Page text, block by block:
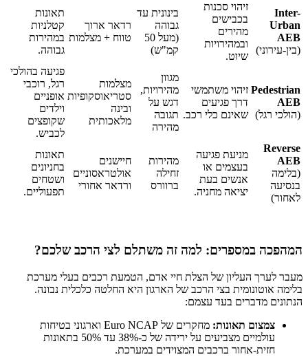
Inter-
Urban
AEB
(בין-עירוני)
זיהוי סכנות
בכבישים
מהירים
ובמהירויות
שיוט.
בינונית עד
גבוהה
(מעל 50
קמ"ש)
רדאר ארוך
טווח + מצלמות
תאונות
קטלניות
במהירות
גבוהה.
Pedestrian
AEB
(הולכי רגל)
זיהוי משתמשי
דרך פגיעים
שאינם כלי רכב.
מגוון
מהירויות,
דגש על
תגובה
מהירה
מצלמות
סטריאוסקופיות
ובינה
מלאכותית
פגיעה בהולכי
רגל, רוכבי
אופניים
וילדים
שקופצים
לכביש.
Reverse
AEB
(בלימה
בנסיעה
לאחור)
מניעת פגיעה
בעצמים או
אנשים בעת
יציאה מחניה.
מהירות
זחילה
ברוורס
חיישנים
אולטראסוניים
ורדאר אחורי
תאונות
בחניונים
ושטחים
תפעוליים.
המהפכה במספרים: למה זה משתלם לצי הרכב שלכם?
מעבר לערך העליון של הצלת חיי אדם, הטמעת רכבים בעלי מערכת
בלימה אוטונומית בצי הרכב של הארגון היא החלטה כלכלית נבונה.
הנתונים מדברים בעד עצמם:
צמצום תאונות:
מחקרים של Euro NCAP וארגוני בטיחות
עולמיים מצביעים על ירידה של כ-38% עד 50% בתאונות
חזית-אחור ברכבים המצוידים במערכת.